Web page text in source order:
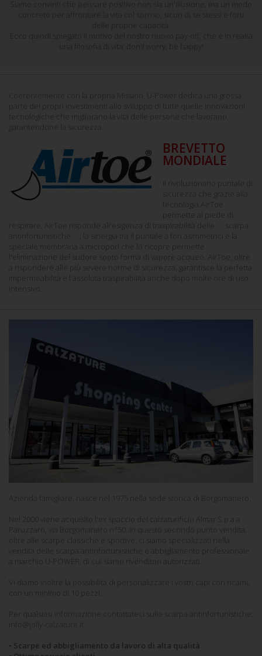
Coerentemente con la propria Mission, U-Power dedica una grossa
parte dei propri investimenti allo sviluppo di tutte quelle innovazioni
tecnologiche che migliorano la vita delle persone che lavorano,
garantendone la sicurezza.
BREVETTO
MONDIALE
Il rivoluzionario puntale di
sicurezza che grazie alla
tecnologia AirToe
permette al piede di
respirare. AirToe risponde all'esigenza di traspirabilità delle
antinfortunistiche
; la sinergia tra il puntale a fori asimmetrici e la
speciale membrana a micropori che lo ricopre permette
l'eliminazione del sudore sooto forma di vapore acqueo. AirToe, oltre
a rispondere alle più severe norme di sicurezza, garantisce la perfetta
impermeabilità e l'assoluta traspirabilità anche dopo molte ore di uso
intensivo.
Azienda famigliare, nasce nel 1975 nella sede storica di Borgomanero.
Nel 2000 viene acquisito l'ex spaccio del calzaturificio Almar S.p.a a
Paruzzaro, via Borgomanero n°50. In questo secondo punto vendita,
oltre alle scarpe classiche e sportive, ci siamo specializzati nella
vendita delle
scarpa antinfortunistiche
e abbigliamento professionale
a marchio U-POWER, di cui siamo rivenditori autorizzati.
Vi diamo inoltre la possibilità di personalizzare i vostri capi con ricami,
con un minimo di 10 pezzi.
Per qualsiasi informazione contattateci sulle
scarpa antinfortunistiche
info@jolly-calzature.it
• Scarpe ed abbigliamento da lavoro di alta qualità